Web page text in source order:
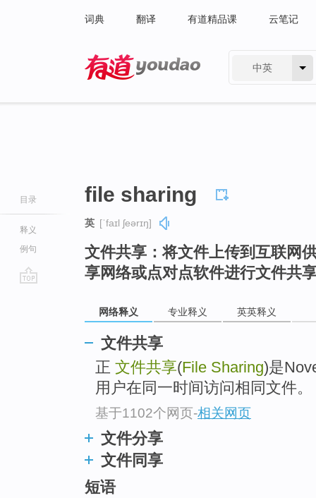
词典 翻译 有道精品课 云笔记
中英
目录
释义
例句
file sharing
英 [ˈfaɪl ʃeərɪŋ]
文件共享：将文件上传到互联网
享网络或点对点软件进行文件共
网络释义 专业释义 英英释义
文件共享
正 文件共享(File Sharing)是
用户在同一时间访问相同文件。
基于1102个网页-相关网页
文件分享
文件同享
短语